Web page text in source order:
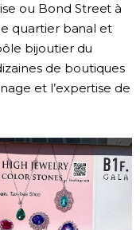
ou Bond Street à
quartier banal et
bijoutier du
de boutiques
et l’expertise de